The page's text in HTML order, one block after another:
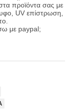
προϊόντα σας με
UV επίστρωση,
με paypal;